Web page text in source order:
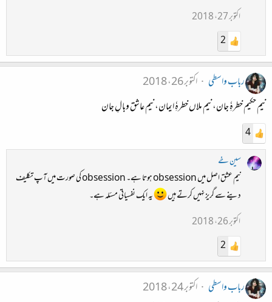
اکتوبر 27، 2018
2
رباب واسطی
اکتوبر 26، 2018
نیم حکیم خطرہِٗ جان، نیم ملاں خطرہِٗ ایمان، نیم عاشق وبالِ جان
4
سین خے
نیم عشق اصل میں obsession ہوتا ہے۔ obsession کی صورت میں آپ تکلیف
دینے سے گریز نہیں کرتے ہیں
یہ ایک نفسیاتی مسئلہ ہے۔
اکتوبر 26، 2018
2
رباب واسطی
اکتوبر 24، 2018